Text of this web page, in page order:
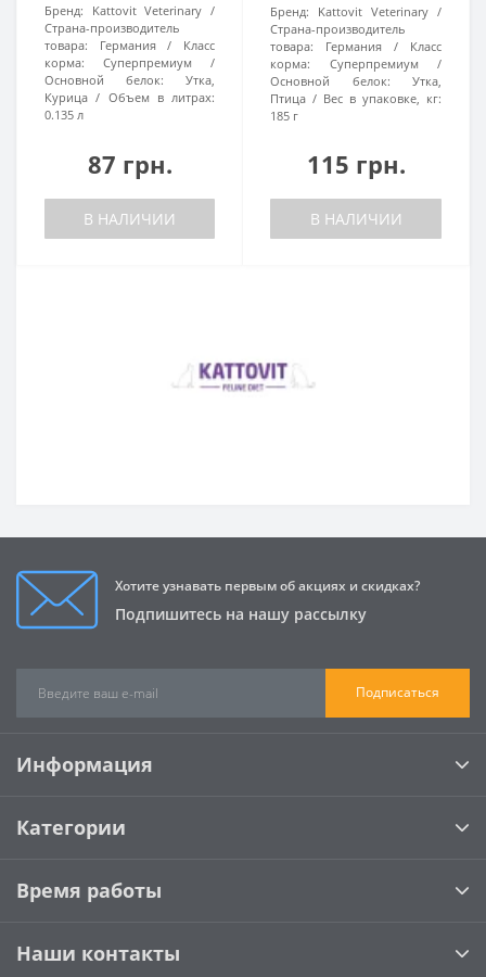
Бренд:
Kattovit Veterinary
Страна-производитель
товара:
Германия
Класс
корма:
Суперпремиум
Основной белок:
Утка,
Курица
Объем в литрах:
0.135 л
87 грн.
В НАЛИЧИИ
Бренд:
Kattovit Veterinary
Страна-производитель
товара:
Германия
Класс
корма:
Суперпремиум
Основной белок:
Утка,
Птица
Вес в упаковке, кг:
185 г
115 грн.
В НАЛИЧИИ
Хотите узнавать первым об акциях и скидках?
Подпишитесь на нашу рассылку
Подписаться
Информация
Категории
Время работы
Наши контакты